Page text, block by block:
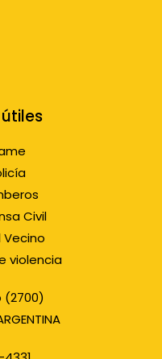
Civil
Vecino
violencia
(2700)